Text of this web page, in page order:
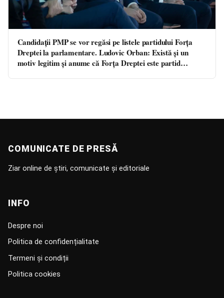
Candidaţii PMP se vor regăsi pe listele partidului Forţa
Dreptei la parlamentare. Ludovic Orban: Există şi un
motiv legitim şi anume că Forţa Dreptei este partid
COMUNICATE DE PRESĂ
Ziar online de știri, comunicate și editoriale
INFO
Despre noi
Politica de confidențialitate
Termeni și condiții
Politica cookies